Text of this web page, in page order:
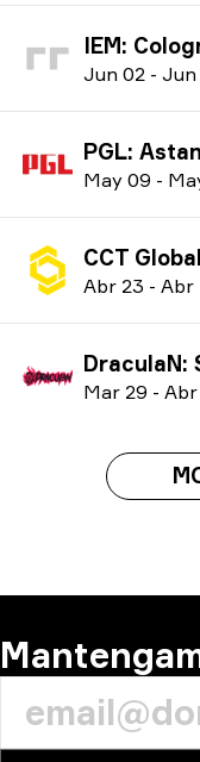
IEM:
Jun 02 - Jun
PGL:
May 09 - M
CCT
Abr 23 - Abr
DraculaN:
Mar 29 - Abr